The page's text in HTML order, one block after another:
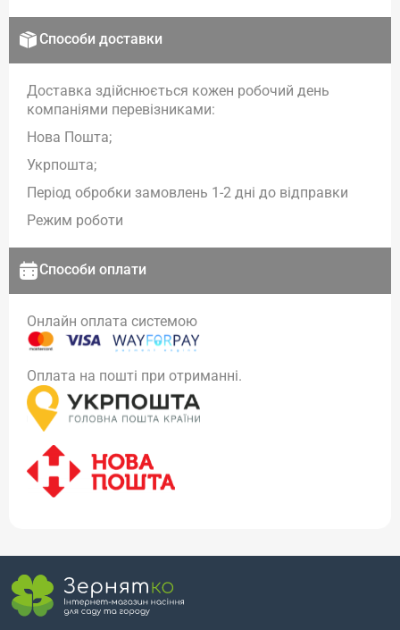
Способи доставки
Доставка здійснюється кожен робочий день
компаніями перевізниками:
Нова Пошта;
Укрпошта;
Період обробки замовлень 1-2 дні до відправки
Режим роботи
Способи оплати
Онлайн оплата системою
Оплата на пошті при отриманні.